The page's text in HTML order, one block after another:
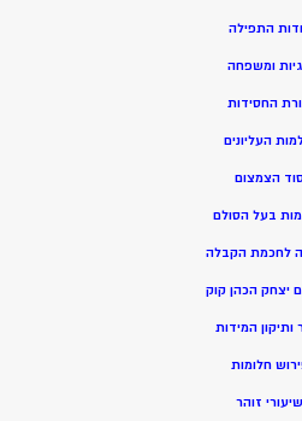
התפילה
ומשפחה
החסידות
העליונים
הצמצום
בעל הסולם
לחכמת הקבלה
יצחק הכהן קוק
ותיקון המידות
חלומות
שיעורי זוהר